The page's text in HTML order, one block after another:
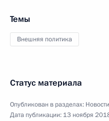
Темы
Внешняя политика
Статус материала
Опубликован в разделах: Новости
Дата публикации: 13 ноября